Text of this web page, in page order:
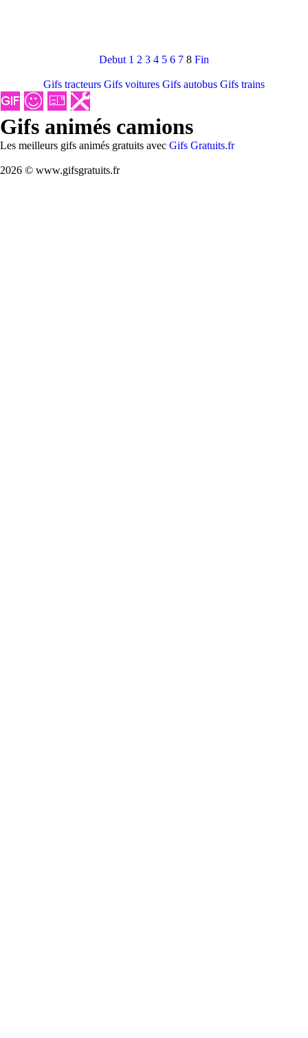
Debut 1 2 3 4 5 6 7 8 Fin
Gifs tracteurs Gifs voitures Gifs autobus Gifs trains
Gifs animés camions
Les meilleurs gifs animés gratuits avec Gifs Gratuits.fr
2026 © www.gifsgratuits.fr